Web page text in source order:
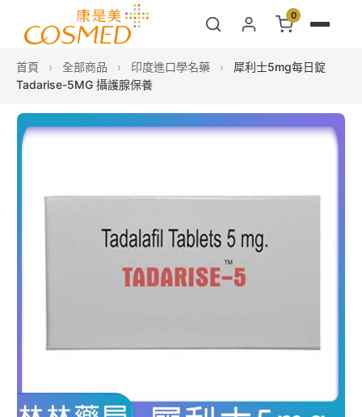
0
首頁 › 全部商品 › 印度進口學名藥 ›
犀利士5mg每日錠
Tadarise-5MG 攝護腺保養